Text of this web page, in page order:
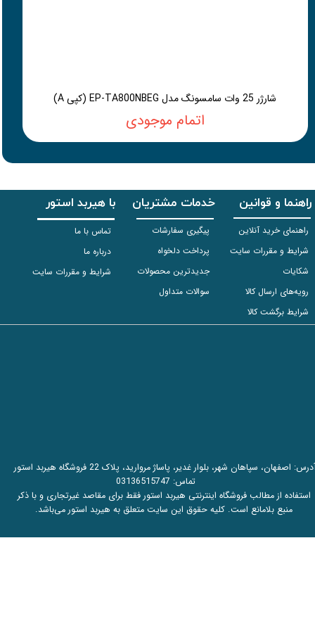
شارژر 25 وات سامسونگ مدل EP-TA800NBEG (کپی A)
اتمام موجودی
راهنما و قوانین
راهنمای خرید آنلاین
شرایط و مقررات سایت
شکایات
رویه‌های ارسال کالا
شرایط برگشت کالا
خدمات مشتریان
پیگیری سفارشات
پرداخت دلخواه
جدیدترین محصولات
سوالات متداول
با هیربد استور
تماس با ما
درباره ما
شرایط و مقررات سایت
آدرس: اصفهان، سپاهان شهر، بلوار غدیر، پاساژ مروارید، پلاک 22 فروشگاه هیربد استور
تماس: 03136515747
استفاده از مطالب فروشگاه اینترنتی هیربد استور فقط برای مقاصد غیرتجاری و با ذکر
منبع بلامانع است. کلیه حقوق این سایت متعلق به هیربد استور می‌باشد.​​​​​​​